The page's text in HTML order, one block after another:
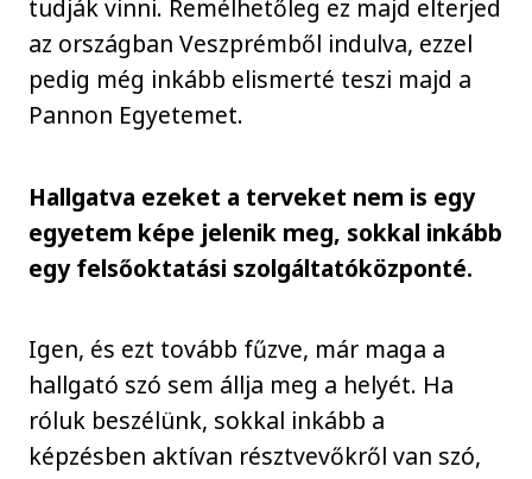
tudják vinni. Remélhetőleg ez majd elterjed
az országban Veszprémből indulva, ezzel
pedig még inkább elismerté teszi majd a
Pannon Egyetemet.
Hallgatva ezeket a terveket nem is egy
egyetem képe jelenik meg, sokkal inkább
egy felsőoktatási szolgáltatóközponté.
Igen, és ezt tovább fűzve, már maga a
hallgató szó sem állja meg a helyét. Ha
róluk beszélünk, sokkal inkább a
képzésben aktívan résztvevőkről van szó,